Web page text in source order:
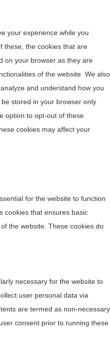
your experience while you
these, the cookies that are
on your browser as they are
of the website. We also
and understand how you
stored in your browser only
option to opt-out of these
cookies may affect your
for the website to function
cookies that ensures basic
the website. These cookies do
necessary for the website to
user personal data via
are termed as non-necessary
consent prior to running these